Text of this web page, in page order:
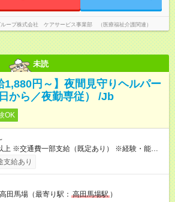
ループ株式会社 ケアサービス事業部 （医療福祉介護関連）
未読
1,880円～】夜間見守りヘルパー
から／夜勤専従） /Jb
OK
上 ※交通費一部支給（既定あり） ※経験・能力を
の場合：1,880円×8時
円×8時間×12回
給与に、本採用時と異なる部分があります。 雇
時と同じです。 給与：時給 1,660円以上
支給あり
田馬場（最寄り駅： 高田馬場駅 ）